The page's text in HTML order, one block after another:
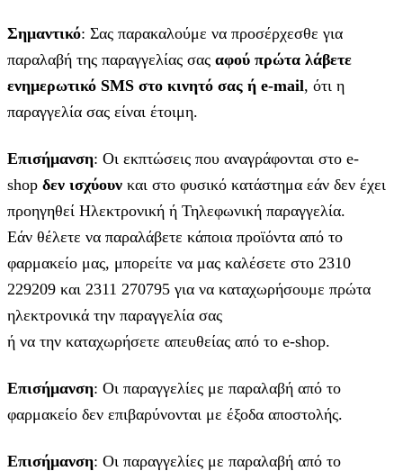
Σημαντικό: Σας παρακαλούμε να προσέρχεσθε για
παραλαβή της παραγγελίας σας αφού πρώτα λάβετε
ενημερωτικό SMS στο κινητό σας ή e-mail, ότι η
παραγγελία σας είναι έτοιμη.
Επισήμανση: Οι εκπτώσεις που αναγράφονται στο e-
shop δεν ισχύουν και στο φυσικό κατάστημα εάν δεν έχει
προηγηθεί Ηλεκτρονική ή Τηλεφωνική παραγγελία.
Εάν θέλετε να παραλάβετε κάποια προϊόντα από το
φαρμακείο μας, μπορείτε να μας καλέσετε στο 2310
229209 και 2311 270795 για να καταχωρήσουμε πρώτα
ηλεκτρονικά την παραγγελία σας
ή να την καταχωρήσετε απευθείας από το e-shop.
Επισήμανση: Οι παραγγελίες με παραλαβή από το
φαρμακείο δεν επιβαρύνονται με έξοδα αποστολής.
Επισήμανση: Οι παραγγελίες με παραλαβή από το